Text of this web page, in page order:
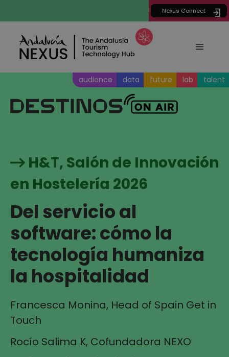
Nexus Connect
Menú
audience data future lab talent
H&T, Salón de Innovación
en Hostelería 2026
Del servicio al
software: cómo la
tecnología humaniza
la hospitalidad
Francesca Monina, Head of Spain Get in
Touch
Rocío Salima K, Cofundadora NEXO